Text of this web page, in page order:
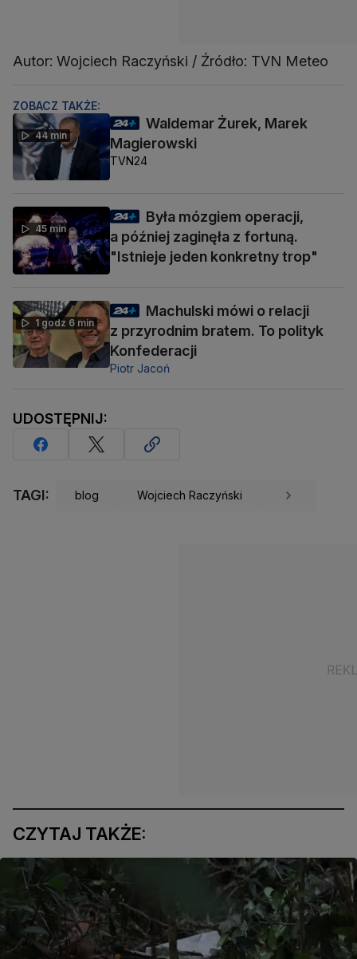
Autor: Wojciech Raczyński / Źródło: TVN Meteo
ZOBACZ TAKŻE:
44 min
Waldemar Żurek, Marek
Magierowski
TVN24
45 min
Była mózgiem operacji,
a później zaginęła z fortuną.
"Istnieje jeden konkretny trop"
1 godz 6 min
Machulski mówi o relacji
z przyrodnim bratem. To polityk
Konfederacji
Piotr Jacoń
UDOSTĘPNIJ:
TAGI: blog Wojciech Raczyński
CZYTAJ TAKŻE: